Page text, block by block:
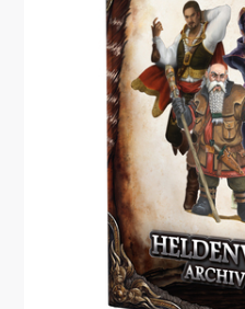
Living Card Games
Malen/Modellbau
Rollenspiele
Sammelkartenspiele
Spielzubehör